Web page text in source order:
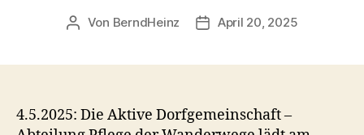
Beitragsautor
Von BerndHeinz Veröffentlichungsdatum
April 20, 2025
4.5.2025: Die Aktive Dorfgemeinschaft –